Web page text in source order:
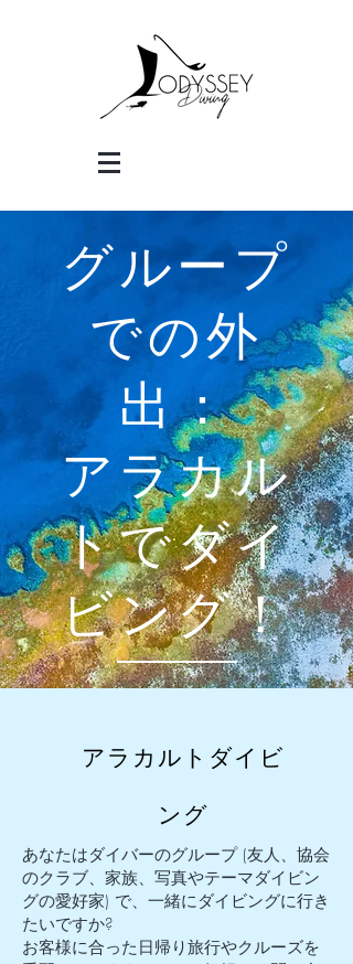
グループ
での外
出：
アラカル
トでダイ
ビング！
アラカルトダイビ
ング
あなたはダイバーのグループ (友人、協会
のクラブ、家族、写真やテーマダイビン
グの愛好家) で、一緒にダイビングに行き
たいですか?
お客様に合った日帰り旅行やクルーズを